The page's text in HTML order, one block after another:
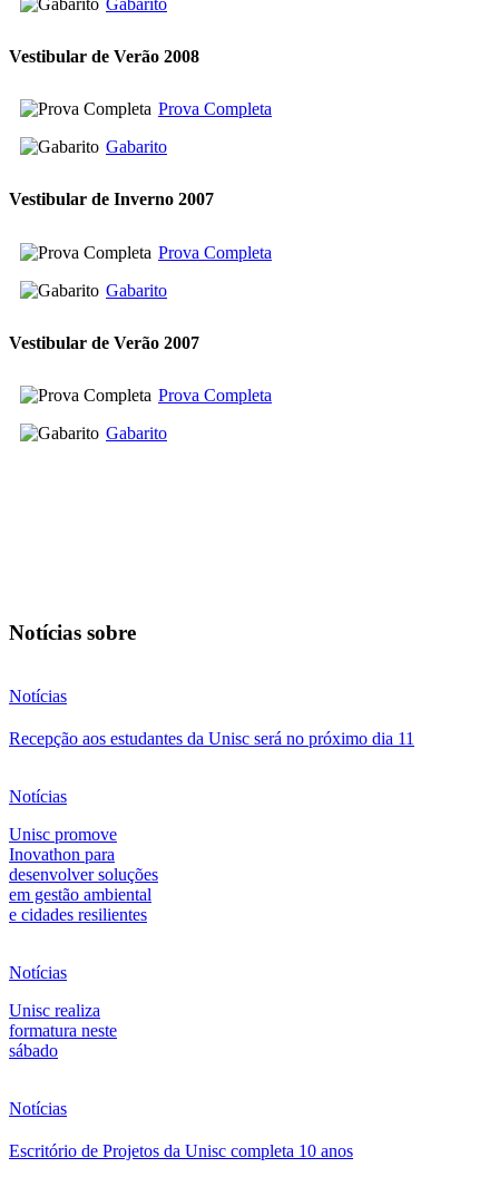
Vestibular de Verão 2008
Prova Completa
Gabarito
Vestibular de Inverno 2007
Prova Completa
Gabarito
Vestibular de Verão 2007
Prova Completa
Gabarito
Notícias sobre
Notícias
Recepção aos estudantes da Unisc será no próximo dia 11
Notícias
Unisc promove
Inovathon para
desenvolver soluções
em gestão ambiental
e cidades resilientes
Notícias
Unisc realiza
formatura neste
sábado
Notícias
Escritório de Projetos da Unisc completa 10 anos